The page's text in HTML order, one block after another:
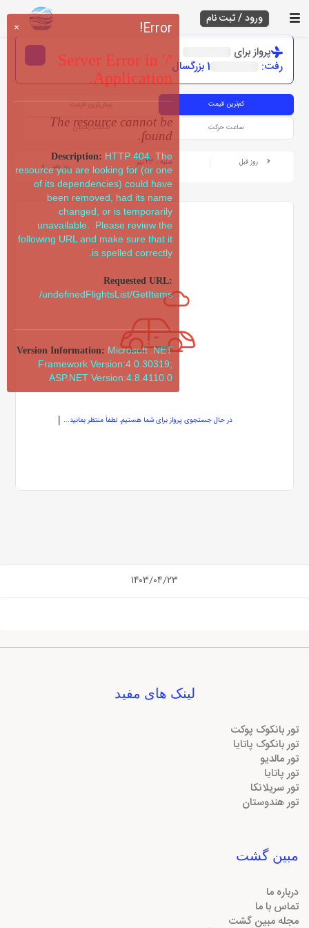
ورود / ثبت نام
پرواز برای
رفت:
1 بزرگسال
کم‌ترین قیمت بیش‌ترین قیمت
ساعت حرکت ساعت رسیدن
روز قبل شنبه ، 23 تیر روز بعد
در حال جستجوی پرواز برای شما هستیم. لطفاً منتظر بمانید...
لینک های مفید
تور بانکوک پوکت
تور بانکوک پاتایا
تور مالدیو
تور پاتایا
تور سریلانکا
تور هندوستان
مبین گشت
درباره ما
تماس با ما
مجله مبین گشت
× Error!
Server Error in '/'
Application.
The resource cannot be
found.
Description: HTTP 404. The
resource you are looking for (or one
of its dependencies) could have
been removed, had its name
changed, or is temporarily
unavailable. Please review the
following URL and make sure that it
is spelled correctly.
Requested URL:
/undefinedFlightsList/GetItems
Version Information: Microsoft .NET
Framework Version:4.0.30319;
ASP.NET Version:4.8.4110.0